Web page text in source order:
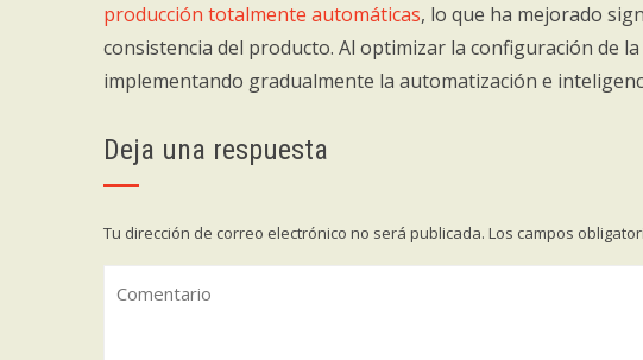
producción totalmente automáticas, lo que ha mejorado
consistencia del producto. Al optimizar la configuración de
implementando gradualmente la automatización e
Deja una respuesta
Tu dirección de correo electrónico no será publicada. Los campos